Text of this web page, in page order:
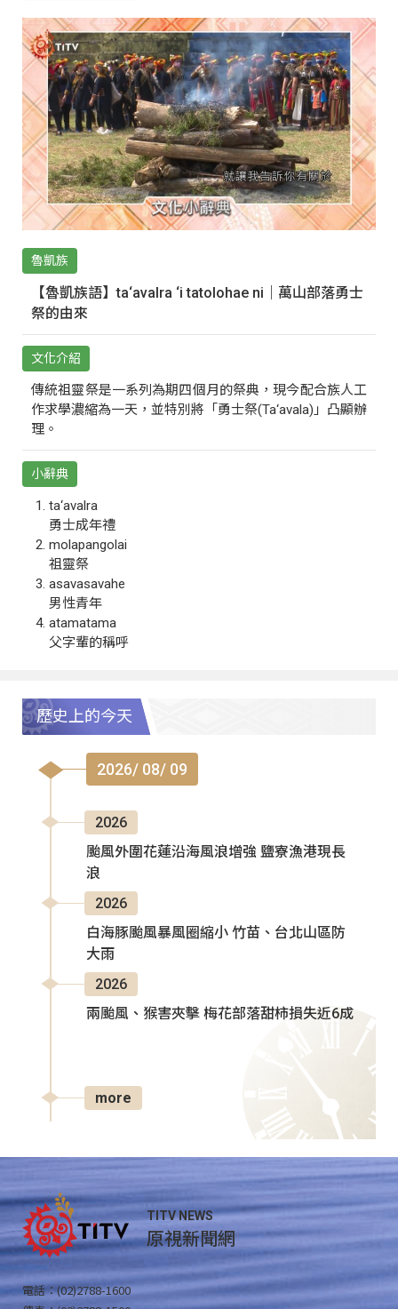
魯凱族
【魯凱族語】ta‘avalra ‘i tatolohae ni｜萬山部落勇士
祭的由來
文化介紹
傳統祖靈祭是一系列為期四個月的祭典，現今配合族人工
作求學濃縮為一天，並特別將「勇士祭(Ta‘avala)」凸顯辦
理。
小辭典
ta‘avalra
勇士成年禮
molapangolai
祖靈祭
asavasavahe
男性青年
atamatama
父字輩的稱呼
歷史上的今天
2026/ 08/ 09
2026
颱風外圍花蓮沿海風浪增強 鹽寮漁港現長
浪
2026
白海豚颱風暴風圈縮小 竹苗、台北山區防
大雨
2026
兩颱風、猴害夾擊 梅花部落甜柿損失近6成
more
TITV NEWS
原視新聞網
電話：(02)2788-1600